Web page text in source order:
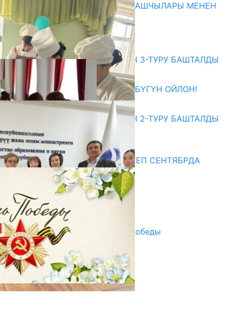
МАМЛЕКЕТТЕРДИН ӨКМӨТ БАШЧЫЛАРЫ МЕНЕН
ЖОЛУГУШТУ
07.08.2026
Абитуриент
ЖОЖДОРГО КАБЫЛ АЛУУНУН 3-ТУРУ БАШТАЛДЫ
27.07.2026
ӨЗҮҢДҮН КЕЛЕЧЕГИҢ ҮЧҮН БҮГҮН ОЙЛОН!
20.07.2026
ЖОЖДОРГО КАБЫЛ АЛУУНУН 2-ТУРУ БАШТАЛДЫ
20.07.2026
Медиа
СУЗАКТА 750 ОРУНДУУ МЕКТЕП СЕНТЯБРДА
ПАЙДАЛАНУУГА БЕРИЛЕТ
07.08.2025
Улуу Жеңиштин жандуу сөзү
29.04.2025
Награды в преддверии Дня Победы
29.04.2025